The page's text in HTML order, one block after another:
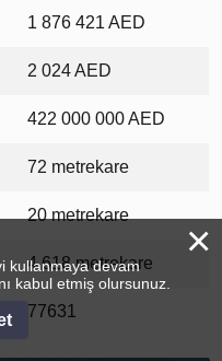
1 876 421 AED
2 024 AED
422 000 000 AED
72 metrekare
20 metrekare
4 618 metrekare
77631
×
kullanmaya devam
kabul etmiş olursunuz.